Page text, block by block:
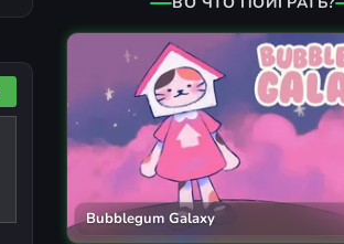
Bubblegum Galaxy